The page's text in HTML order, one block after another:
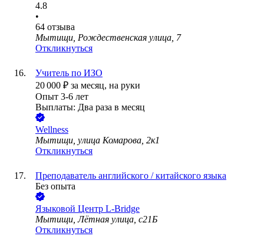
4.8
•
64 отзыва
Мытищи, Рождественская улица, 7
Откликнуться
Учитель по ИЗО
20 000 ₽ за месяц, на руки
Опыт 3-6 лет
Выплаты: Два раза в месяц
Wellness
Мытищи, улица Комарова, 2к1
Откликнуться
Преподаватель английского / китайского языка
Без опыта
Языковой Центр L-Bridge
Мытищи, Лётная улица, с21Б
Откликнуться